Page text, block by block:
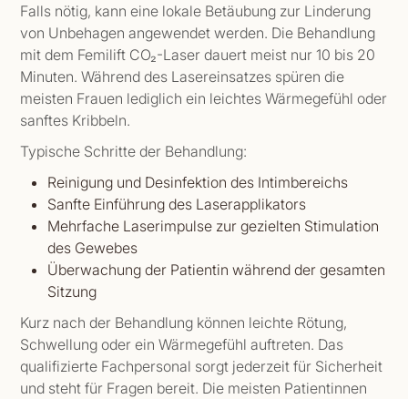
Falls nötig, kann eine lokale Betäubung zur Linderung
von Unbehagen angewendet werden. Die Behandlung
mit dem Femilift CO₂-Laser dauert meist nur 10 bis 20
Minuten. Während des Lasereinsatzes spüren die
meisten Frauen lediglich ein leichtes Wärmegefühl oder
sanftes Kribbeln.
Typische Schritte der Behandlung:
Reinigung und Desinfektion des Intimbereichs
Sanfte Einführung des Laserapplikators
Mehrfache Laserimpulse zur gezielten Stimulation
des Gewebes
Überwachung der Patientin während der gesamten
Sitzung
Kurz nach der Behandlung können leichte Rötung,
Schwellung oder ein Wärmegefühl auftreten. Das
qualifizierte Fachpersonal sorgt jederzeit für Sicherheit
und steht für Fragen bereit. Die meisten Patientinnen